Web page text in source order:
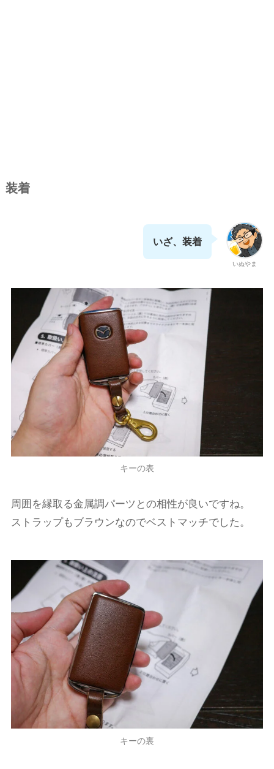
装着
いぬやま
いざ、装着
キーの表
周囲を縁取る金属調パーツとの相性が良いですね。
ストラップもブラウンなのでベストマッチでした。
キーの裏